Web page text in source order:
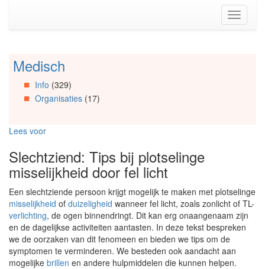
(Accesskey
Toggle
Spring
Artikels
Spring
Spring
Organisaties
Spring
Social
media
Medisch
Info (329)
Organisaties(17)
Lees voor
Slechtziend: Tips bij plotselinge
misselijkheid door fel licht
Een slechtziende persoon krijgt mogelijk te maken met plotselinge
misselijkheid of duizeligheid wanneer fel licht, zoals zonlicht of TL-
verlichting, de ogen binnendringt. Dit kan erg onaangenaam zijn
en de dagelijkse activiteiten aantasten. In deze tekst bespreken
we de oorzaken van dit fenomeen en bieden we tips om de
symptomen te verminderen. We besteden ook aandacht aan
mogelijke brillen en andere hulpmiddelen die kunnen helpen.